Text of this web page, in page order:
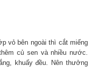
vỏ bên ngoài thì cắt miếng
củ sen và nhiều nước.
khuấy đều. Nên thưởng